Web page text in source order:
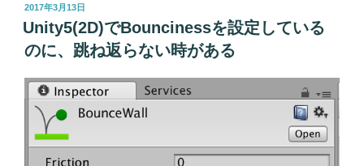
投
稿
日:
2017年3月13日
Unity5(2D)でBouncinessを設定している
のに、跳ね返らない時がある